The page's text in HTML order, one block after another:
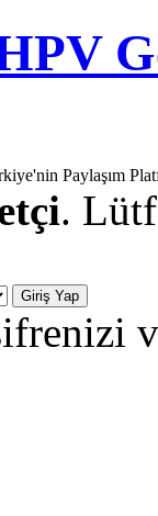
Paylaşım
.